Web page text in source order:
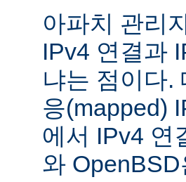
아파치 관리
IPv4 연결과
냐는 점이다.
응(mapped)
에서 IPv4 연
와